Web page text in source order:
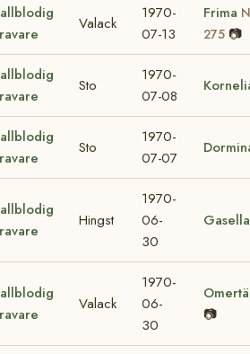
Valack
1970-
07-13
Frima
275 📷
Sto
1970-
07-08
Sto
1970-
07-07
Hingst
1970-
06-
30
Gasella
Valack
1970-
06-
30
📷